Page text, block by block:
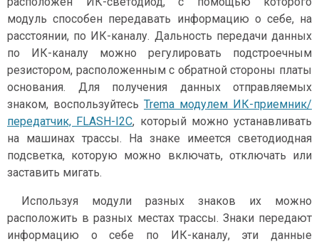
модуль способен передавать информацию о себе, на
расстоянии, по ИК-каналу. Дальность передачи данных
по ИК-каналу можно регулировать подстроечным
резистором, расположенным с обратной стороны платы
основания. Для получения данных отправляемых
знаком, воспользуйтесь Trema модулем ИК-приемник/
передатчик, FLASH-I2C, который можно устанавливать
на машинах трассы. На знаке имеется светодиодная
подсветка, которую можно включать, отключать или
заставить мигать.
Используя модули разных знаков их можно
расположить в разных местах трассы. Знаки передают
информацию о себе по ИК-каналу, эти данные